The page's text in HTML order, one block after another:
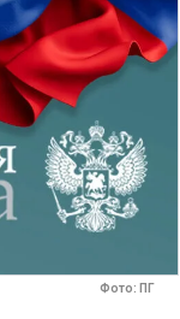
Фото: ПГ